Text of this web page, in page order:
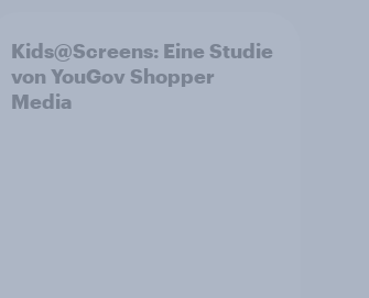
Kids@Screens: Eine Studie
von YouGov Shopper
Media